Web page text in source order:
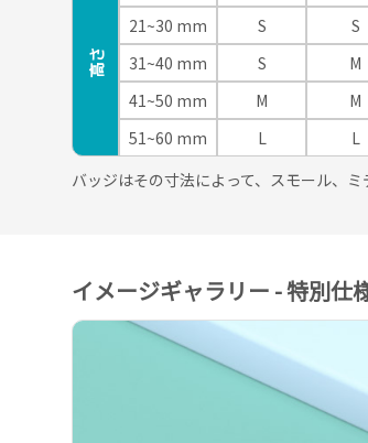
高さ
21~30 mm
S S
31~40 mm
S M
41~50 mm
M M
51~60 mm
L L
バッジはその寸法によって、スモール、
イメージギャラリー - 特別仕